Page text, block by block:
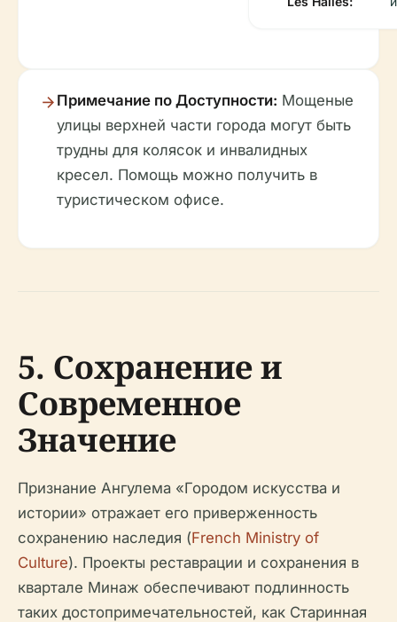
Примечание по Доступности: Мощеные
улицы верхней части города могут быть
трудны для колясок и инвалидных
кресел. Помощь можно получить в
туристическом офисе.
5. Сохранение и
Современное
Значение
Признание Ангулема «Городом искусства и
истории» отражает его приверженность
сохранению наследия (French Ministry of
Culture). Проекты реставрации и сохранения в
квартале Минаж обеспечивают подлинность
таких достопримечательностей, как Старинная